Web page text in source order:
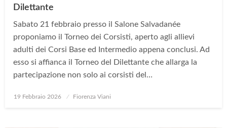
Dilettante
Sabato 21 febbraio presso il Salone Salvadanée
proponiamo il Torneo dei Corsisti, aperto agli allievi
adulti dei Corsi Base ed Intermedio appena conclusi. Ad
esso si affianca il Torneo del Dilettante che allarga la
partecipazione non solo ai corsisti del…
Posted
19 Febbraio 2026 Fiorenza Viani